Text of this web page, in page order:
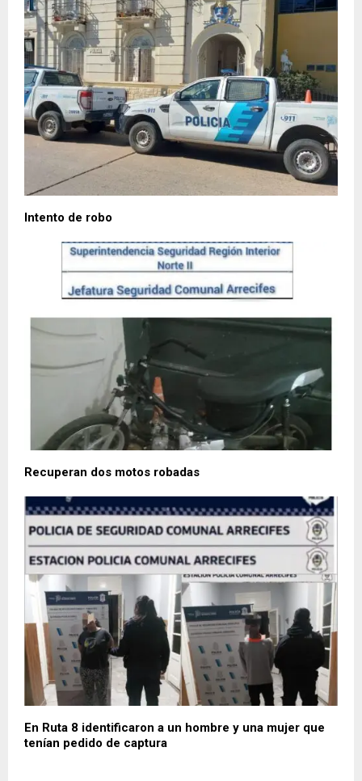
Intento de robo
Recuperan dos motos robadas
En Ruta 8 identificaron a un hombre y una mujer que
tenían pedido de captura